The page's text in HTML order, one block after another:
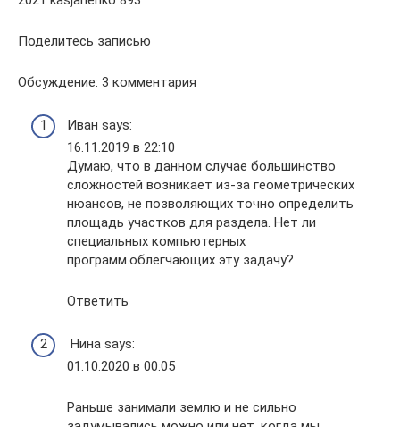
Поделитесь записью
Обсуждение: 3 комментария
Иван says:
16.11.2019 в 22:10
Думаю, что в данном случае большинство
сложностей возникает из-за геометрических
нюансов, не позволяющих точно определить
площадь участков для раздела. Нет ли
специальных компьютерных
программ.облегчающих эту задачу?
Ответить
Нина says:
01.10.2020 в 00:05
Раньше занимали землю и не сильно